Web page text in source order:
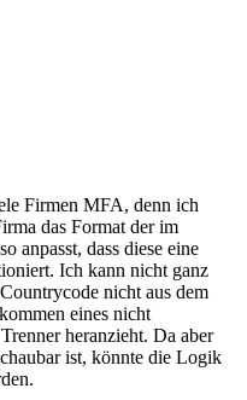
Firmen MFA, denn ich
das Format der im
anpasst, dass diese eine
Ich kann nicht ganz
nicht aus dem
eines nicht
heranzieht. Da aber
ist, könnte die Logik